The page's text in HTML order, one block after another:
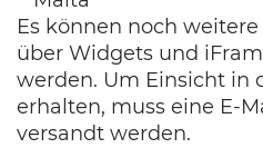
Es können noch
über Widgets und
werden. Um Einsicht in
erhalten, muss eine E-
versandt werden.